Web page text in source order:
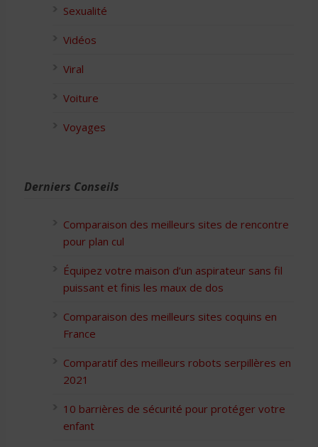
Sexualité
Vidéos
Viral
Voiture
Voyages
Derniers Conseils
Comparaison des meilleurs sites de rencontre
pour plan cul
Équipez votre maison d’un aspirateur sans fil
puissant et finis les maux de dos
Comparaison des meilleurs sites coquins en
France
Comparatif des meilleurs robots serpillères en
2021
10 barrières de sécurité pour protéger votre
enfant